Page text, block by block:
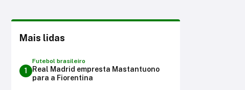
Mais lidas
1
Futebol brasileiro
Real Madrid empresta Mastantuono
para a Fiorentina